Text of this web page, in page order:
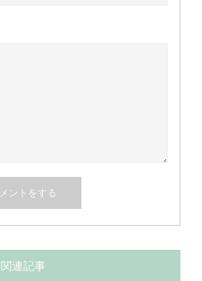
関連記事